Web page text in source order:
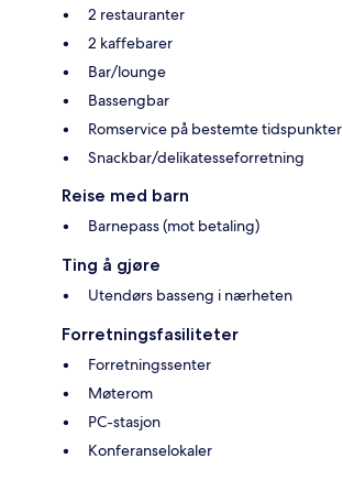
2 restauranter
2 kaffebarer
Bar/lounge
Bassengbar
Romservice på bestemte tidspunkter
Snackbar/delikatesseforretning
Reise med barn
Barnepass (mot betaling)
Ting å gjøre
Utendørs basseng i nærheten
Forretningsfasiliteter
Forretningssenter
Møterom
PC-stasjon
Konferanselokaler